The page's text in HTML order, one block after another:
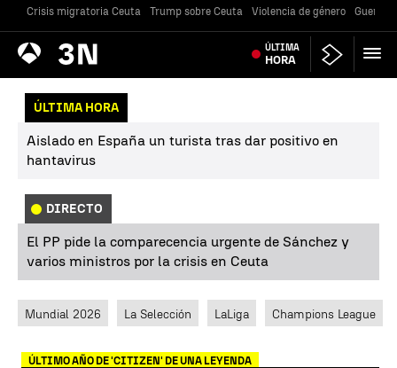
Crisis migratoria Ceuta Trump sobre Ceuta Violencia de género Guerra
Antena
3 Noticias ÚLTIMA
HORA
ÚLTIMA HORA
Aislado en España un turista tras dar positivo en
hantavirus
DIRECTO
El PP pide la comparecencia urgente de Sánchez y
varios ministros por la crisis en Ceuta
Mundial 2026 La Selección LaLiga Champions League
ÚLTIMO AÑO DE 'CITIZEN' DE UNA LEYENDA